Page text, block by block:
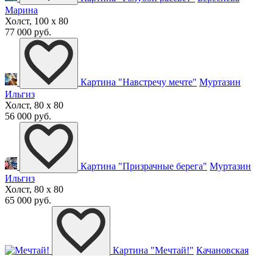
Марина
Холст, 100 x 80
77 000 руб.
Картина "Навстречу мечте" Муртазин
Ильгиз
Холст, 80 x 80
56 000 руб.
Картина "Призрачные берега" Муртазин
Ильгиз
Холст, 80 x 80
65 000 руб.
Картина "Мечтай!" Качановская